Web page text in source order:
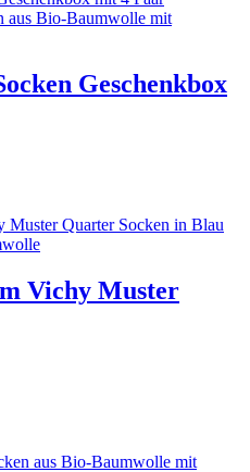
Geschenkbox
Vichy Muster